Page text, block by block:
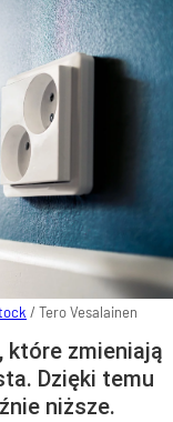
/ Tero Vesalainen
zmieniają
Dzięki temu
niższe.